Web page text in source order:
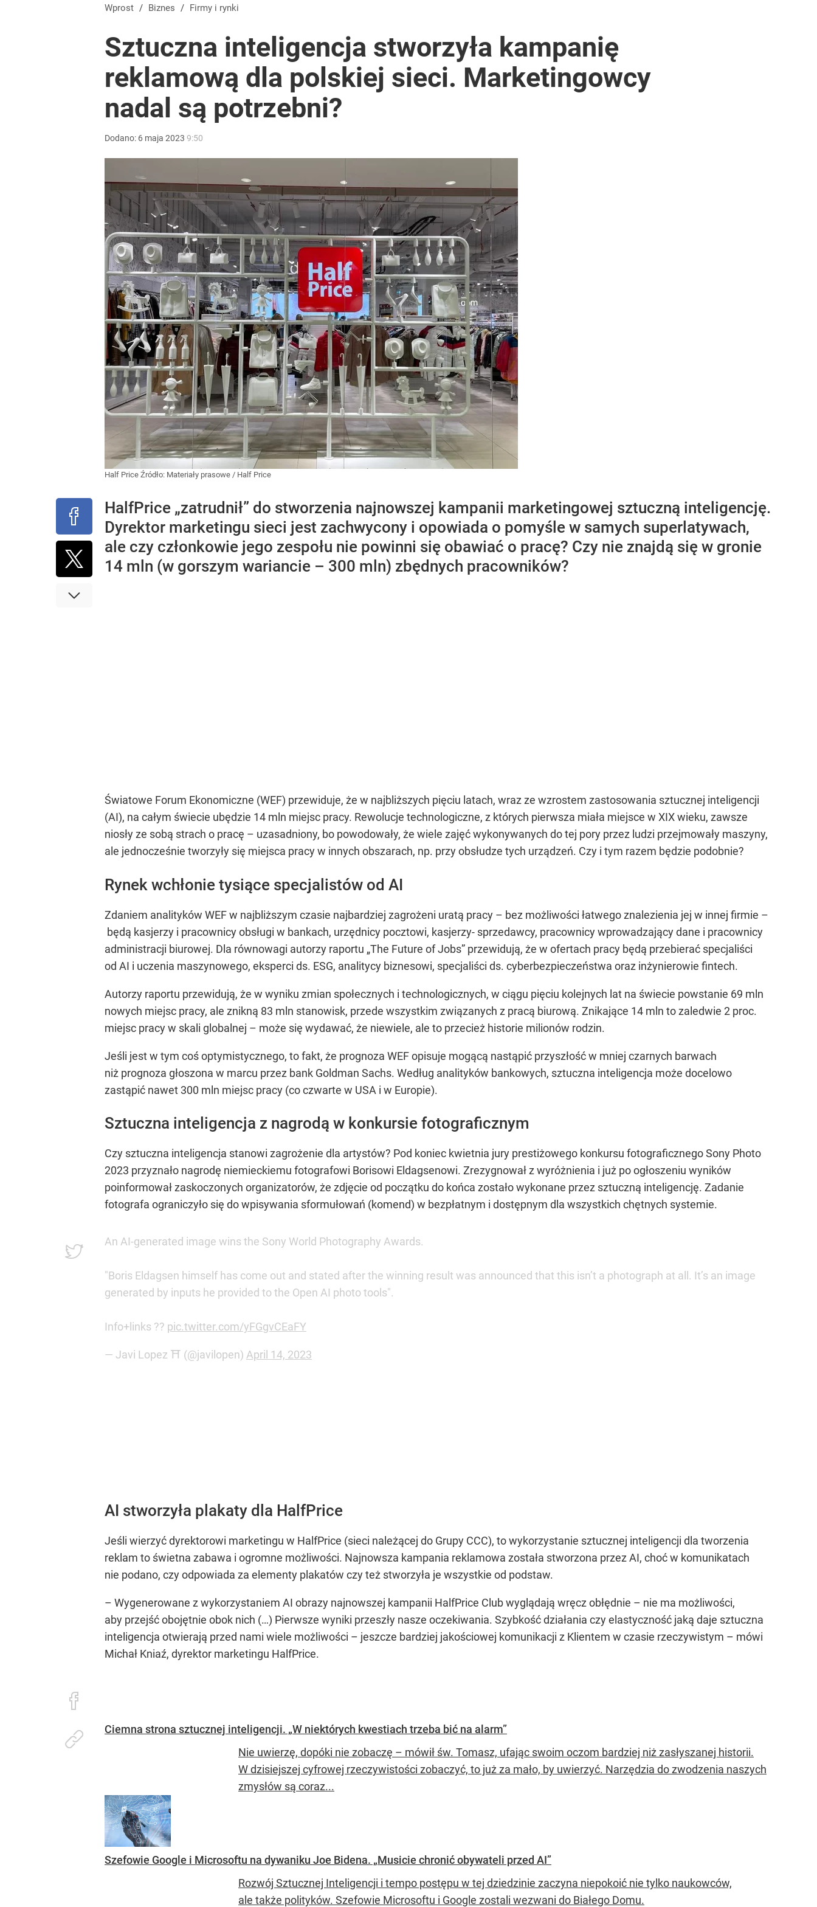
Wprost / Biznes / Firmy i rynki
Sztuczna inteligencja stworzyła kampanię
reklamową dla polskiej sieci. Marketingowcy
nadal są potrzebni?
Dodano: 6 maja 2023 9:50
Half Price Źródło: Materiały prasowe / Half Price
HalfPrice „zatrudnił” do stworzenia najnowszej kampanii marketingowej sztuczną inteligencję.
Dyrektor marketingu sieci jest zachwycony i opowiada o pomyśle w samych superlatywach,
ale czy członkowie jego zespołu nie powinni się obawiać o pracę? Czy nie znajdą się w gronie
14 mln (w gorszym wariancie – 300 mln) zbędnych pracowników?
Światowe Forum Ekonomiczne (WEF) przewiduje, że w najbliższych pięciu latach, wraz ze wzrostem zastosowania sztucznej inteligencji
(AI), na całym świecie ubędzie 14 mln miejsc pracy. Rewolucje technologiczne, z których pierwsza miała miejsce w XIX wieku, zawsze
niosły ze sobą strach o pracę – uzasadniony, bo powodowały, że wiele zajęć wykonywanych do tej pory przez ludzi przejmowały maszyny,
ale jednocześnie tworzyły się miejsca pracy w innych obszarach, np. przy obsłudze tych urządzeń. Czy i tym razem będzie podobnie?
Rynek wchłonie tysiące specjalistów od AI
Zdaniem analityków WEF w najbliższym czasie najbardziej zagrożeni uratą pracy – bez możliwości łatwego znalezienia jej w innej firmie –
będą kasjerzy i pracownicy obsługi w bankach, urzędnicy pocztowi, kasjerzy- sprzedawcy, pracownicy wprowadzający dane i pracownicy
administracji biurowej. Dla równowagi autorzy raportu „The Future of Jobs” przewidują, że w ofertach pracy będą przebierać specjaliści
od AI i uczenia maszynowego, eksperci ds. ESG, analitycy biznesowi, specjaliści ds. cyberbezpieczeństwa oraz inżynierowie fintech.
Autorzy raportu przewidują, że w wyniku zmian społecznych i technologicznych, w ciągu pięciu kolejnych lat na świecie powstanie 69 mln
nowych miejsc pracy, ale znikną 83 mln stanowisk, przede wszystkim związanych z pracą biurową. Znikające 14 mln to zaledwie 2 proc.
miejsc pracy w skali globalnej – może się wydawać, że niewiele, ale to przecież historie milionów rodzin.
Jeśli jest w tym coś optymistycznego, to fakt, że prognoza WEF opisuje mogącą nastąpić przyszłość w mniej czarnych barwach
niż prognoza głoszona w marcu przez bank Goldman Sachs. Według analityków bankowych, sztuczna inteligencja może docelowo
zastąpić nawet 300 mln miejsc pracy (co czwarte w USA i w Europie).
Sztuczna inteligencja z nagrodą w konkursie fotograficznym
Czy sztuczna inteligencja stanowi zagrożenie dla artystów? Pod koniec kwietnia jury prestiżowego konkursu fotograficznego Sony Photo
2023 przyznało nagrodę niemieckiemu fotografowi Borisowi Eldagsenowi. Zrezygnował z wyróżnienia i już po ogłoszeniu wyników
poinformował zaskoczonych organizatorów, że zdjęcie od początku do końca zostało wykonane przez sztuczną inteligencję. Zadanie
fotografa ograniczyło się do wpisywania sformułowań (komend) w bezpłatnym i dostępnym dla wszystkich chętnych systemie.
An AI-generated image wins the Sony World Photography Awards.
"Boris Eldagsen himself has come out and stated after the winning result was announced that this isn’t a photograph at all. It’s an image
generated by inputs he provided to the Open AI photo tools".
Info+links ?? pic.twitter.com/yFGgvCEaFY
— Javi Lopez ⛩️ (@javilopen) April 14, 2023
AI stworzyła plakaty dla HalfPrice
Jeśli wierzyć dyrektorowi marketingu w HalfPrice (sieci należącej do Grupy CCC), to wykorzystanie sztucznej inteligencji dla tworzenia
reklam to świetna zabawa i ogromne możliwości. Najnowsza kampania reklamowa została stworzona przez AI, choć w komunikatach
nie podano, czy odpowiada za elementy plakatów czy też stworzyła je wszystkie od podstaw.
– Wygenerowane z wykorzystaniem AI obrazy najnowszej kampanii HalfPrice Club wyglądają wręcz obłędnie – nie ma możliwości,
aby przejść obojętnie obok nich (…) Pierwsze wyniki przeszły nasze oczekiwania. Szybkość działania czy elastyczność jaką daje sztuczna
inteligencja otwierają przed nami wiele możliwości – jeszcze bardziej jakościowej komunikacji z Klientem w czasie rzeczywistym – mówi
Michał Kniaź, dyrektor marketingu HalfPrice.
Ciemna strona sztucznej inteligencji. „W niektórych kwestiach trzeba bić na alarm”
Nie uwierzę, dopóki nie zobaczę – mówił św. Tomasz, ufając swoim oczom bardziej niż zasłyszanej historii.
W dzisiejszej cyfrowej rzeczywistości zobaczyć, to już za mało, by uwierzyć. Narzędzia do zwodzenia naszych
zmysłów są coraz...
Szefowie Google i Microsoftu na dywaniku Joe Bidena. „Musicie chronić obywateli przed AI”
Rozwój Sztucznej Inteligencji i tempo postępu w tej dziedzinie zaczyna niepokoić nie tylko naukowców,
ale także polityków. Szefowie Microsoftu i Google zostali wezwani do Białego Domu.